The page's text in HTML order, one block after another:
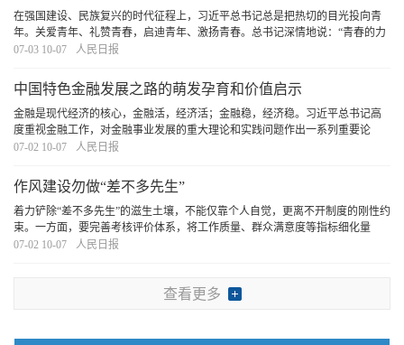
在强国建设、民族复兴的时代征程上，习近平总书记总是把热切的目光投向青
年。关爱青年、礼赞青春，启迪青年、激扬青春。总书记深情地说：“青春的力
量，青春的涌动，青春的创造，始终是推动中华民族勇毅前行、屹立于世界民
07-03 10-07 人民日报
中国特色金融发展之路的萌发孕育和价值启示
金融是现代经济的核心，金融活，经济活；金融稳，经济稳。习近平总书记高
度重视金融工作，对金融事业发展的重大理论和实践问题作出一系列重要论
述，强调“金融是国民经济的血脉，是国家核心竞争力的重要组成部分”“立足中
07-02 10-07 人民日报
作风建设勿做“差不多先生”
着力铲除“差不多先生”的滋生土壤，不能仅靠个人自觉，更离不开制度的刚性约
束。一方面，要完善考核评价体系，将工作质量、群众满意度等指标细化量
化，建立起科学精准的“度量衡”，让“差不多”的工作在严格考核中无处遁形；另
07-02 10-07 人民日报
查看更多